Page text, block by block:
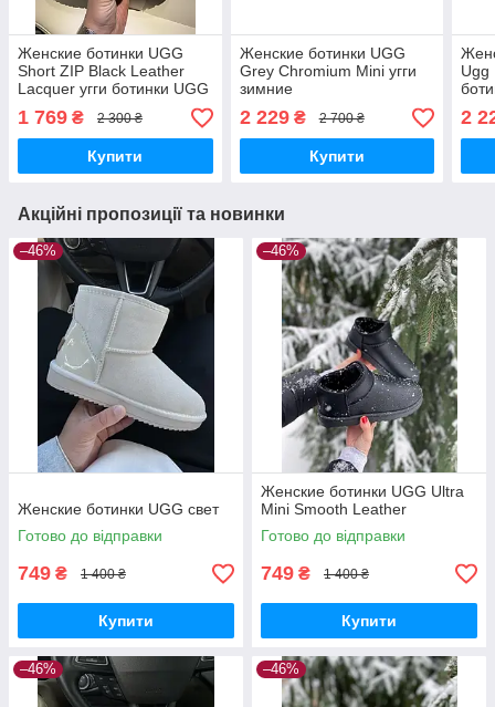
Женские ботинки UGG
Short ZIP Black Leather
Lacquer угги ботинки UGG
1 769 ₴ 2 300 ₴
Купити
Женские ботинки UGG
Grey Chromium Mini угги
зимние
2 229₴ 2 700 ₴
Купити
Ugg
2
Акційні пропозиції та новинки
–46%
Женские ботинки UGG свет
Готово до відправки
749 ₴ 1 400 ₴
Купити
–46%
Женские ботинки UGG Ultra
Mini Smooth Leather
Готово до відправки
749 ₴ 1 400 ₴
Купити
–46% –46%